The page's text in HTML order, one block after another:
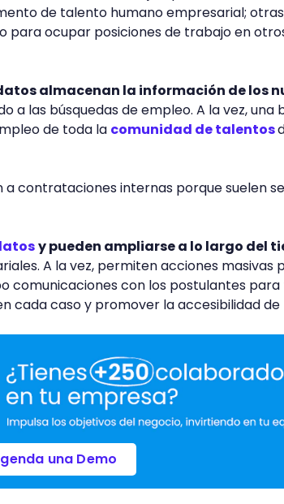
de talento humano empresarial;
para ocupar posiciones de trabajo en
almacenan la información de los
a las búsquedas de empleo. A la vez, una
de toda la comunidad de talentos
contrataciones internas porque suelen
y pueden ampliarse a lo largo del
A la vez, permiten acciones masivas
comunicaciones con los postulantes
cada caso y promover la accesibilidad de
una Demo